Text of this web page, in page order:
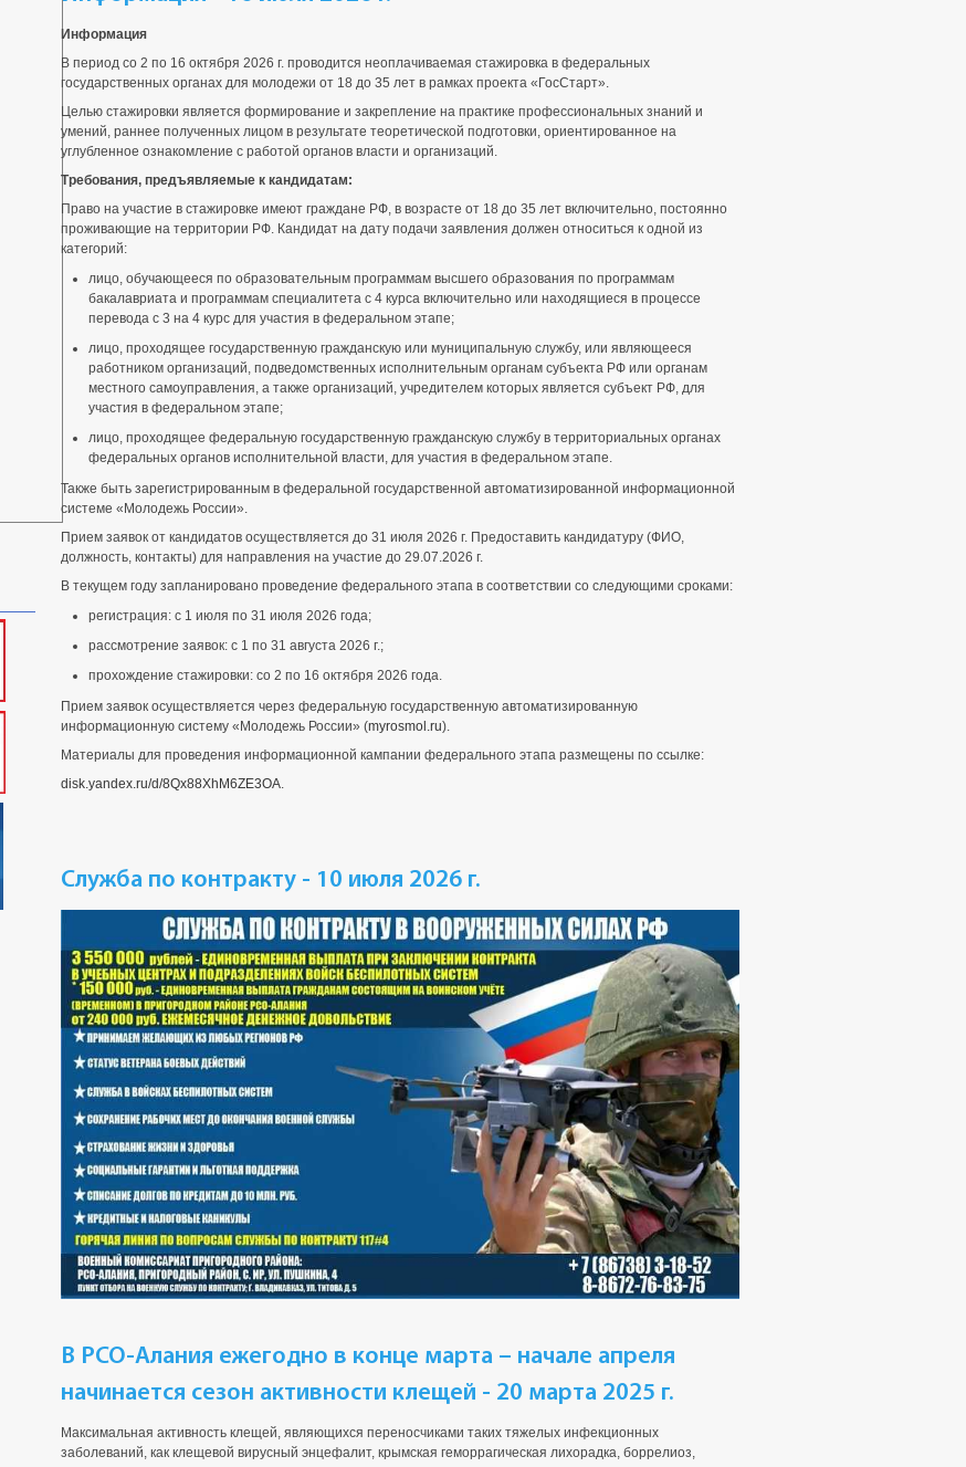
Информация
В период со 2 по 16 октября 2026 г. проводится неоплачиваемая стажировка в федеральных
государственных органах для молодежи от 18 до 35 лет в рамках проекта «ГосСтарт».
Целью стажировки является формирование и закрепление на практике профессиональных знаний и
умений, раннее полученных лицом в результате теоретической подготовки, ориентированное на
углубленное ознакомление с работой органов власти и организаций.
Требования, предъявляемые к кандидатам:
Право на участие в стажировке имеют граждане РФ, в возрасте от 18 до 35 лет включительно, постоянно
проживающие на территории РФ. Кандидат на дату подачи заявления должен относиться к одной из
категорий:
лицо, обучающееся по образовательным программам высшего образования по программам
бакалавриата и программам специалитета с 4 курса включительно или находящиеся в процессе
перевода с 3 на 4 курс для участия в федеральном этапе;
лицо, проходящее государственную гражданскую или муниципальную службу, или являющееся
работником организаций, подведомственных исполнительным органам субъекта РФ или органам
местного самоуправления, а также организаций, учредителем которых является субъект РФ, для
участия в федеральном этапе;
лицо, проходящее федеральную государственную гражданскую службу в территориальных органах
федеральных органов исполнительной власти, для участия в федеральном этапе.
Также быть зарегистрированным в федеральной государственной автоматизированной информационной
системе «Молодежь России».
Прием заявок от кандидатов осуществляется до 31 июля 2026 г. Предоставить кандидатуру (ФИО,
должность, контакты) для направления на участие до 29.07.2026 г.
В текущем году запланировано проведение федерального этапа в соответствии со следующими сроками:
регистрация: с 1 июля по 31 июля 2026 года;
рассмотрение заявок: с 1 по 31 августа 2026 г.;
прохождение стажировки: со 2 по 16 октября 2026 года.
Прием заявок осуществляется через федеральную государственную автоматизированную
информационную систему «Молодежь России» (myrosmol.ru).
Материалы для проведения информационной кампании федерального этапа размещены по ссылке:
disk.yandex.ru/d/8Qx88XhM6ZE3OA.
Служба по контракту - 10 июля 2026 г.
В РСО-Алания ежегодно в конце марта – начале апреля
начинается сезон активности клещей - 20 марта 2025 г.
Максимальная активность клещей, являющихся переносчиками таких тяжелых инфекционных
заболеваний, как клещевой вирусный энцефалит, крымская геморрагическая лихорадка, боррелиоз,